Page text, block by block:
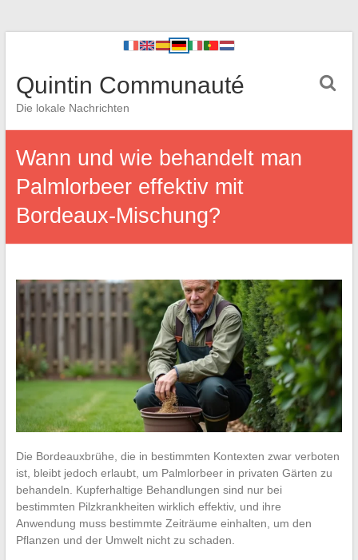
Quintin Communauté
Die lokale Nachrichten
Wann und wie behandelt man
Palmlorbeer effektiv mit
Bordeaux-Mischung?
Die Bordeauxbrühe, die in bestimmten Kontexten zwar verboten
ist, bleibt jedoch erlaubt, um Palmlorbeer in privaten Gärten zu
behandeln. Kupferhaltige Behandlungen sind nur bei
bestimmten Pilzkrankheiten wirklich effektiv, und ihre
Anwendung muss bestimmte Zeiträume einhalten, um den
Pflanzen und der Umwelt nicht zu schaden.